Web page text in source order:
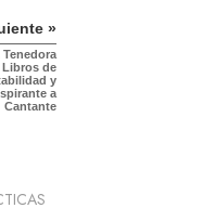
»
Tenedora
Libros de
y
a
Cantante